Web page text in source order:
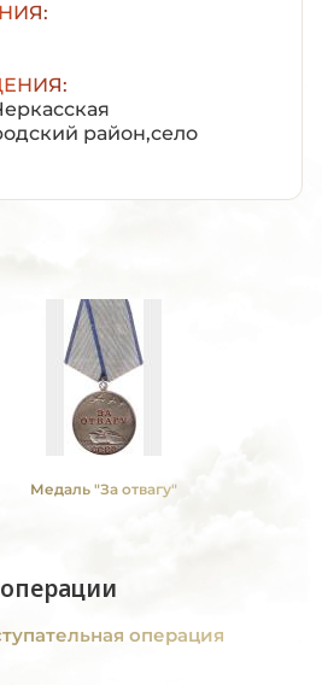
район,село
Медаль "За отвагу"
операция